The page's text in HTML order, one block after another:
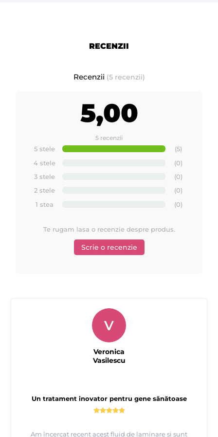
RECENZII
Recenzii (5 recenzii)
5,00
5 recenzii
5 stele
(5)
4 stele
(0)
3 stele
(0)
2 stele
(0)
1 stea
(0)
Te rugam lasa o recenzie despre produs.
Scrie o recenzie
Un tratament inovator pentru gene sănătoase
Am încercat recent acest fluid de laminare și sunt
V
Veronica
Vasilescu